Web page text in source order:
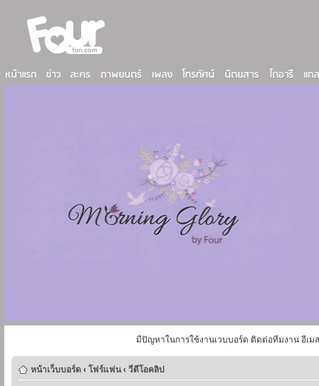
มีปัญหาในการใช้งานเวบบอร์ด ติดต่อทีมงาน อีเม
หน้าเว็บบอร์ด ‹ โฟร์แฟน ‹ วีดีโอคลิป